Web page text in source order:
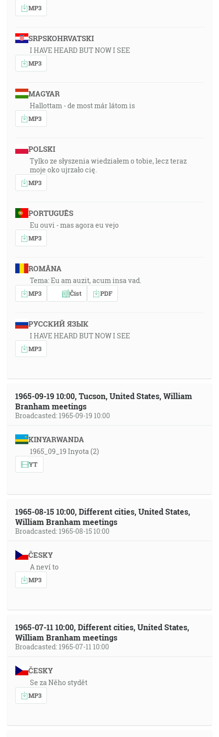
MP3
SRPSKOHRVATSKI
I HAVE HEARD BUT NOW I SEE
MP3
MAGYAR
Hallottam - de most már látom is
MP3
POLSKI
Tylko ze słyszenia wiedziałem o tobie, lecz teraz
moje oko ujrzało cię.
MP3
PORTUGUÊS
Eu ouvi - mas agora eu vejo
MP3
ROMÂNA
Tema: Eu am auzit, acum insa vad.
MP3 Číst PDF
РУССКИЙ ЯЗЫК
I HAVE HEARD BUT NOW I SEE
MP3
1965-09-19 10:00, Tucson, United States, William
Branham meetings
Broadcasted: 1965-09-19 10:00
KINYARWANDA
1965_09_19 Inyota (2)
YT
1965-08-15 10:00, Different cities, United States,
William Branham meetings
Broadcasted: 1965-08-15 10:00
ČESKY
A neví to
MP3
1965-07-11 10:00, Different cities, United States,
William Branham meetings
Broadcasted: 1965-07-11 10:00
ČESKY
Se za Něho stydět
MP3